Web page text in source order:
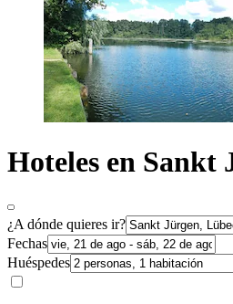
Hoteles en Sankt
¿A dónde quieres ir?
Fechas
Huéspedes